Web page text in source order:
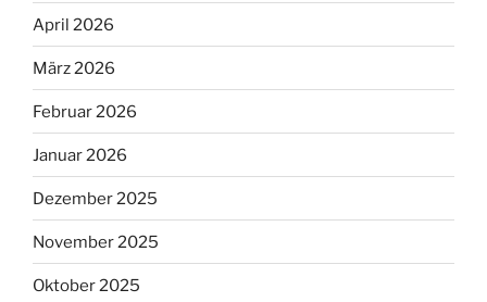
April 2026
März 2026
Februar 2026
Januar 2026
Dezember 2025
November 2025
Oktober 2025